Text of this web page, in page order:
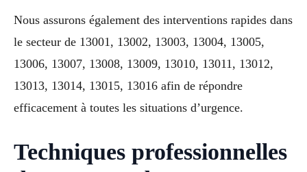
Nous assurons également des interventions rapides dans
le secteur de 13001, 13002, 13003, 13004, 13005,
13006, 13007, 13008, 13009, 13010, 13011, 13012,
13013, 13014, 13015, 13016 afin de répondre
efficacement à toutes les situations d’urgence.
Techniques professionnelles